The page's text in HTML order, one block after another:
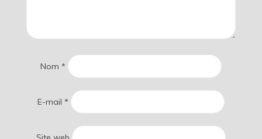
Nom *
E-mail *